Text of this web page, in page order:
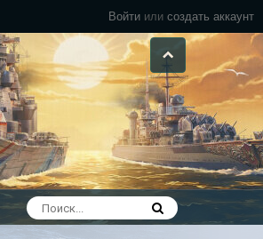
Войти или создать аккаунт